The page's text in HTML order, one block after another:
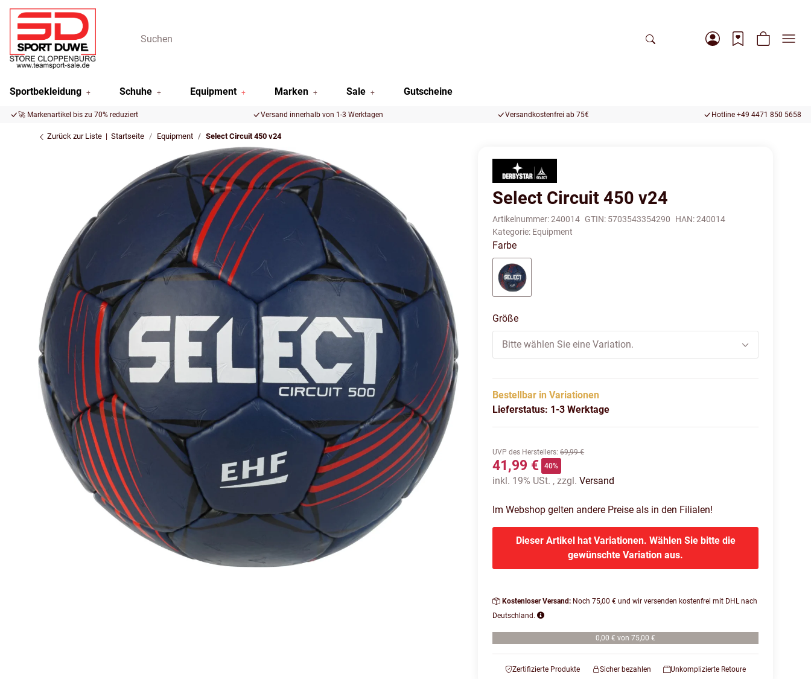
Sportbekleidung Schuhe Equipment Marken Sale Gutscheine
🚀 Markenartikel bis zu 70% reduziert Versand innerhalb von 1-3 Werktagen Versandkostenfrei ab 75€ Hotline +49 4471 850 5658
Zurück zur Liste Startseite Equipment Select Circuit 450 v24
Select Circuit 450 v24
Artikelnummer:240014 GTIN: 5703543354290 HAN:240014
Kategorie: Equipment
Farbe
Größe
Bitte wählen Sie eine Variation.
Bestellbar in Variationen
Lieferstatus: 1-3 Werktage
UVP des Herstellers:69,99 €
41,99 € 40%
inkl. 19% USt. , zzgl.Versand
Im Webshop gelten andere Preise als in den Filialen!
Dieser Artikel hat Variationen. Wählen Sie bitte die
gewünschte Variation aus.
Kostenloser Versand: Noch 75,00 € und wir versenden kostenfrei mit DHL nach
Deutschland.
0,00 € von 75,00 €
Zertifizierte Produkte Sicher bezahlen Unkomplizierte Retoure